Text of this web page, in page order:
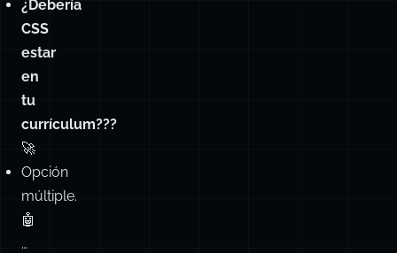
¿Debería
CSS
estar
en
tu
currículum???
🚀
Opción
múltiple.
🤖
…